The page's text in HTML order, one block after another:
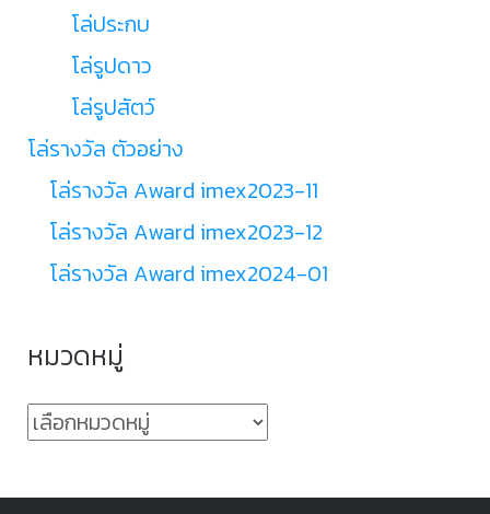
โล่ประกบ
โล่รูปดาว
โล่รูปสัตว์
โล่รางวัล ตัวอย่าง
โล่รางวัล Award imex2023-11
โล่รางวัล Award imex2023-12
โล่รางวัล Award imex2024-01
หมวดหมู่
หมวด